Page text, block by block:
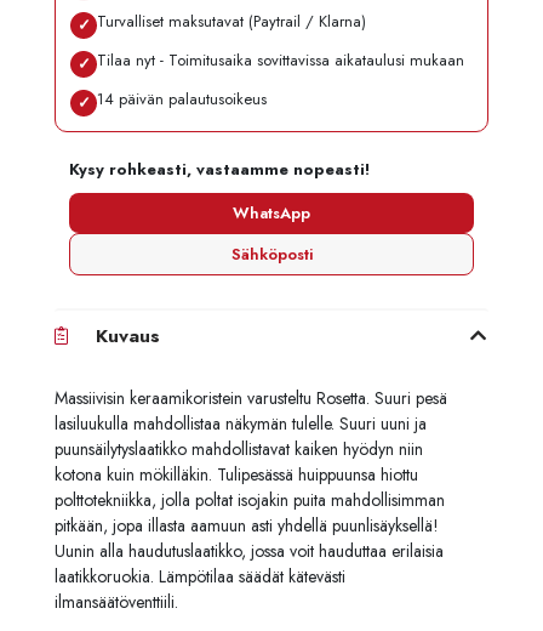
✓ Turvalliset maksutavat (Paytrail / Klarna)
✓ Tilaa nyt - Toimitusaika sovittavissa aikataulusi mukaan
✓ 14 päivän palautusoikeus
Kysy rohkeasti, vastaamme nopeasti!
WhatsApp
Sähköposti
Kuvaus
Massiivisin keraamikoristein varusteltu Rosetta. Suuri pesä
lasiluukulla mahdollistaa näkymän tulelle. Suuri uuni ja
puunsäilytyslaatikko mahdollistavat kaiken hyödyn niin
kotona kuin mökilläkin. Tulipesässä huippuunsa hiottu
polttotekniikka, jolla poltat isojakin puita mahdollisimman
pitkään, jopa illasta aamuun asti yhdellä puunlisäyksellä!
Uunin alla haudutuslaatikko, jossa voit hauduttaa erilaisia
laatikkoruokia. Lämpötilaa säädät kätevästi
ilmansäätöventtiili.